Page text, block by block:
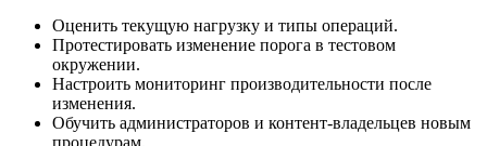
Оценить текущую нагрузку и типы операций.
Протестировать изменение порога в тестовом
окружении.
Настроить мониторинг производительности после
изменения.
Обучить администраторов и контент-владельцев новым
процедурам.